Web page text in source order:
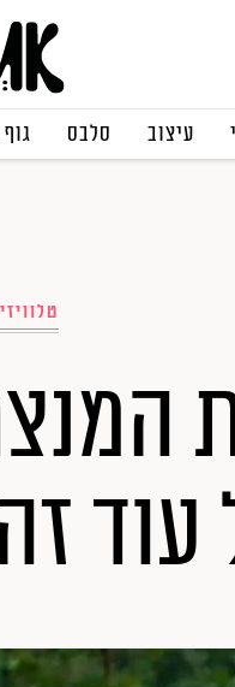
עיצוב סלבס